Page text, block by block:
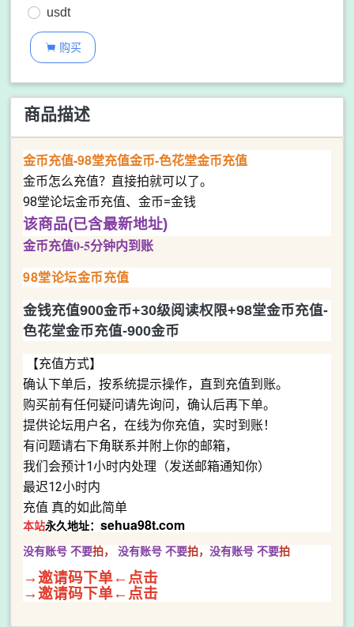
usdt
 购买
商品描述
金币充值-98堂充值金币-色花堂金币充值
金币怎么充值？直接拍就可以了。
98堂论坛金币充值、金币=金钱
该商品(已含最新地址)
金币充值0-5分钟内到账
98堂论坛金币充值
金钱充值900金币+30级阅读权限+98堂金币充值-
色花堂金币充值-900金币
【充值方式】
确认下单后，按系统提示操作，直到充值到账。
购买前有任何疑问请先询问，确认后再下单。
提供论坛用户名，在线为你充值，实时到账！
有问题请右下角联系并附上你的邮箱，
我们会预计1小时内处理（发送邮箱通知你）
最迟12小时内
充值 真的如此简单
本站永久地址： sehua98t.com
没有账号 不要拍， 没有账号 不要拍， 没有账号 不要拍
→邀请码下单←点击
→邀请码下单←点击